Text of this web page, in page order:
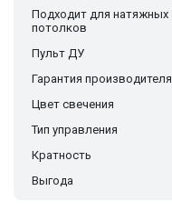
Подходит для натяжных
потолков
Пульт ДУ
Гарантия производителя
Цвет свечения
Тип управления
Кратность
Выгода